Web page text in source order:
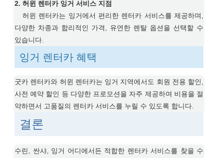
2. 허윈 렌터카 잉거 서비스 지점
허윈 렌터카는 잉거에서 편리한 렌터카 서비스를 제공하며,
다양한 차종과 합리적인 가격, 유연한 렌탈 옵션을 선택할 수
있습니다.
잉거 렌터카 혜택
굿카 렌터카와 허윈 렌터카는 잉거 지역에서도 회원 전용 할인,
사전 예약 할인 등 다양한 프로모션을 자주 제공하여 비용을 절
약하면서 고품질의 렌터카 서비스를 누릴 수 있도록 합니다.
결론
수린, 싼샤, 잉거 어디에서든 적합한 렌터카 서비스를 찾을 수